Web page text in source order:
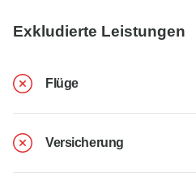
Exkludierte Leistungen
Flüge
Versicherung